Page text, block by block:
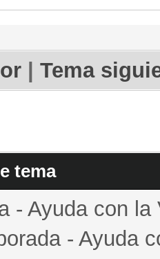
Tema
tema
- Ayuda con la
- Ayuda